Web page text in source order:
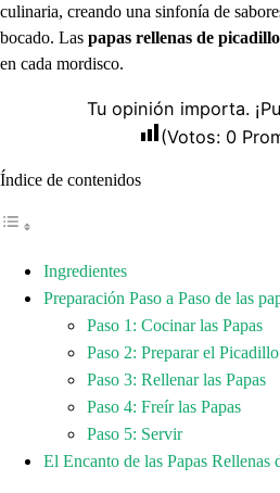
culinaria, creando una sinfonía de
bocado. Las papas rellenas de picadillo
en cada mordisco.
Tu opinión importa.
(Votos: 0
Índice de contenidos
Ingredientes
Preparación Paso a Paso de las
Paso 1: Cocinar las Papas
Paso 2: Preparar el Picadillo
Paso 3: Rellenar las Papas
Paso 4: Freír las Papas
Paso 5: Servir
El Encanto de las Papas Rellenas